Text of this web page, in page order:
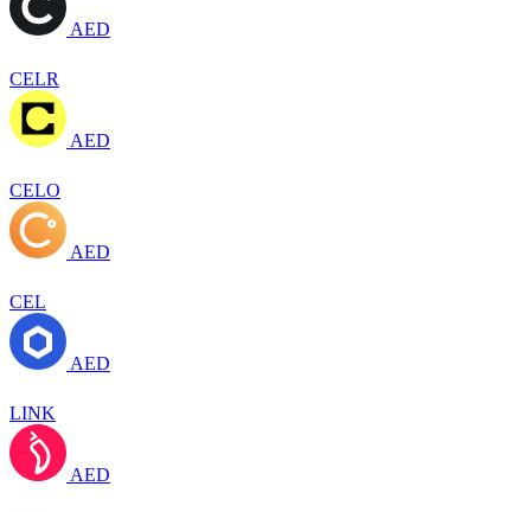
AED
CELR
AED
CELO
AED
CEL
AED
LINK
AED